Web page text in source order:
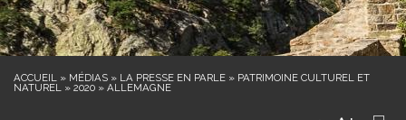
ACCUEIL » MÉDIAS » LA PRESSE EN PARLE » PATRIMOINE CULTUREL ET
NATUREL » 2020 » ALLEMAGNE